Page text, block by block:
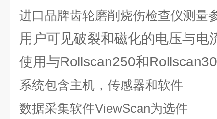
进口品牌齿轮磨削烧伤检查仪测量
用户可见破裂和磁化的电压与电
使用与Rollscan250和
系统包含主机，传感器和软件
数据采集软件ViewScan为选件